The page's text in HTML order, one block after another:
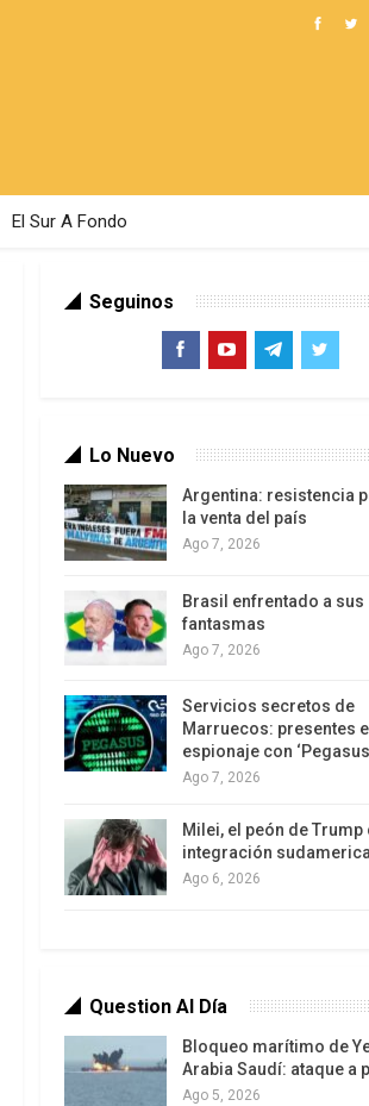
El Sur A Fondo
Seguinos
Lo Nuevo
Argentina: resistencia
la venta del país
Ago 7, 2026
Brasil enfrentado a sus
fantasmas
Ago 7, 2026
Servicios secretos de
Marruecos: presentes
espionaje con
Ago 7, 2026
Milei, el peón de Trump
integración
Ago 6, 2026
Question Al Día
Bloqueo marítimo de
Arabia Saudí: ataque a
Ago 5, 2026